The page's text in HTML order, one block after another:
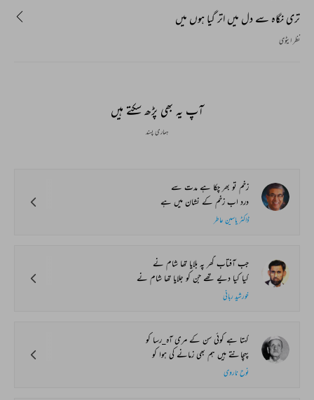
تری نگاہ سے دل میں اتر گیا ہوں میں
نظر ایٹوی
آپ یہ بھی پڑھ سکتے ہیں
ہماری پسند
زخم تو بھر چکا ہے مدت سے
درد اب زخم کے نشان میں ہے
ڈاکٹر یاسین عاطر
جب آفتاب گھر پہ بلایا تھا شام نے
کیا کیا دیے تھے جن کو جلایا تھا شام نے
خورشید ربانی
کہتا ہے کوئی سن کے مری آہ_رسا کو
پہچانتے ہیں ہم بھی زمانے کی ہوا کو
نوح ناروی